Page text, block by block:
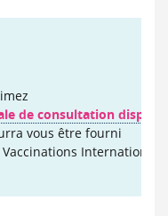
de consultation
vous être fourni